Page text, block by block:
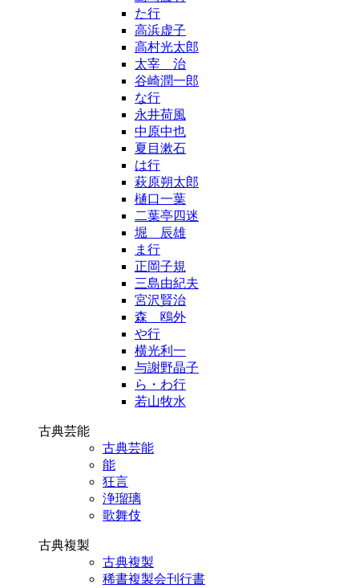
た行
高浜虚子
高村光太郎
太宰 治
谷崎潤一郎
な行
永井荷風
中原中也
夏目漱石
は行
萩原朔太郎
樋口一葉
二葉亭四迷
堀 辰雄
ま行
正岡子規
三島由紀夫
宮沢賢治
森 鴎外
や行
横光利一
与謝野晶子
ら・わ行
若山牧水
古典芸能
古典芸能
能
狂言
浄瑠璃
歌舞伎
古典複製
古典複製
稀書複製会刊行書